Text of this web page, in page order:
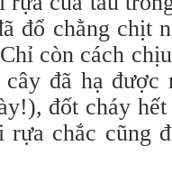
đổ chằng chịt
còn cách
cây đã hạ
đốt cháy
chắc cũng